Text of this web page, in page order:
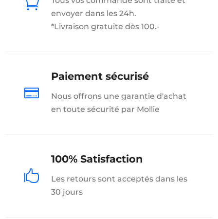

envoyer dans les 24h.
*Livraison gratuite dès 100.-

Paiement sécurisé
Nous offrons une garantie d'achat
en toute sécurité par Mollie

100% Satisfaction
Les retours sont acceptés dans les
30 jours